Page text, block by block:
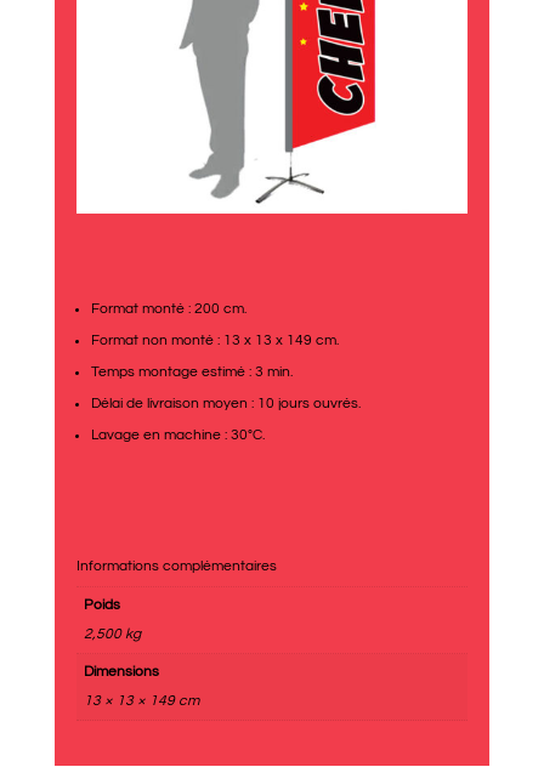
Format monté : 200 cm.
Format non monté : 13 x 13 x 149 cm.
Temps montage estimé : 3 min.
Délai de livraison moyen : 10 jours ouvrés.
Lavage en machine : 30°C.
Informations complémentaires
Poids
2,500 kg
Dimensions
13 × 13 × 149 cm